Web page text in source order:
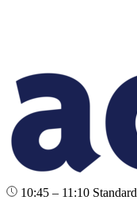
10:45 – 11:10 Standard